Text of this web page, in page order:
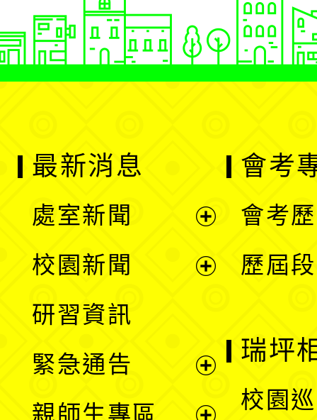
最新消息
處室新聞
單
校園新聞
選
研習資訊
緊急通告
親師生專區
會考
會考
歷屆
瑞坪
校園